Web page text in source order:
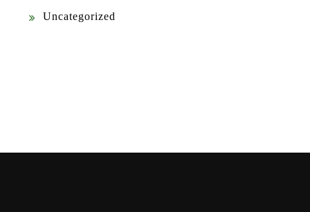
Uncategorized